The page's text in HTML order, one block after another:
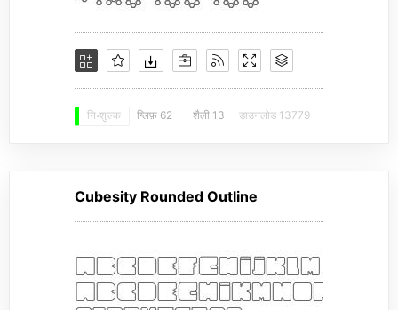
नि: शुल्क ग्लिफ़ 62 शैली 13 डाउनलोड 13779
Cubesity Rounded Outline